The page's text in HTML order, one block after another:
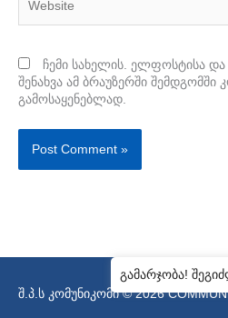
ჩემი სახელის. ელფოსტისა და
შენახვა ამ ბრაუზერში შემდგომში
გამოსაყენებლად.
შ.პ.ს კომუნიკომი © 2026
გამარჯობა!